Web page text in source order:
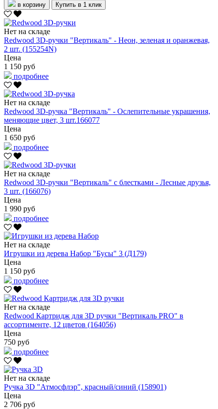
в корзину Купить в 1 клик
Нет на складе
Redwood 3D-ручки "Вертикаль" - Неон, зеленая и оранжевая,
2 шт. (155254N)
Цена
1 150 руб
подробнее
Нет на складе
Redwood 3D-ручка "Вертикаль" - Ослепительные украшения,
меняющие цвет, 3 шт.166077
Цена
1 650 руб
подробнее
Нет на складе
Redwood 3D-ручки "Вертикаль" с блестками - Лесные друзья,
3 шт. (166076)
Цена
1 990 руб
подробнее
Нет на складе
Игрушки из дерева Набор "Бусы" 3 (Д179)
Цена
1 150 руб
подробнее
Нет на складе
Redwood Картридж для 3D ручки "Вертикаль PRO" в
ассортименте, 12 цветов (164056)
Цена
750 руб
подробнее
Нет на складе
Ручка 3D "Атмосфлэр", красный/синий (158901)
Цена
2 706 руб